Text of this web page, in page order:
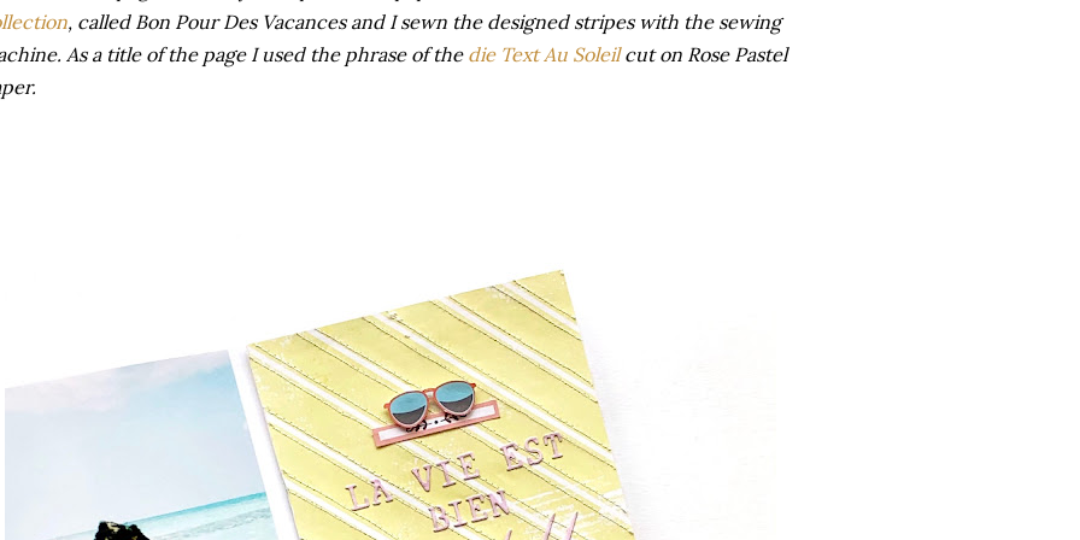
, called Bon Pour Des Vacances and I sewn the designed stripes with the sewing
As a title of the page I used the phrase of the die Text Au Soleilcut on Rose Pastel